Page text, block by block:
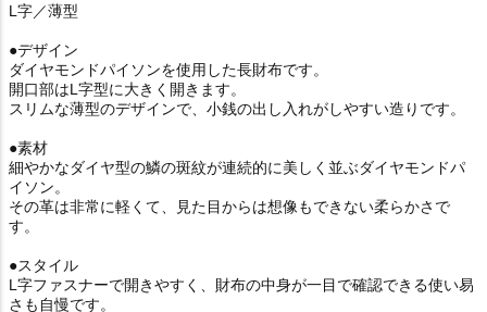
L字／薄型
●デザイン
ダイヤモンドパイソンを使用した長財布です。
開口部はL字型に大きく開きます。
スリムな薄型のデザインで、小銭の出し入れがしやすい造りです。
●素材
細やかなダイヤ型の鱗の斑紋が連続的に美しく並ぶダイヤモンドパ
イソン。
その革は非常に軽くて、見た目からは想像もできない柔らかさで
す。
●スタイル
L字ファスナーで開きやすく、財布の中身が一目で確認できる使い易
さも自慢です。